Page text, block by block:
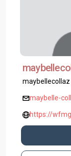
maybellecollaz
maybelle-
https://